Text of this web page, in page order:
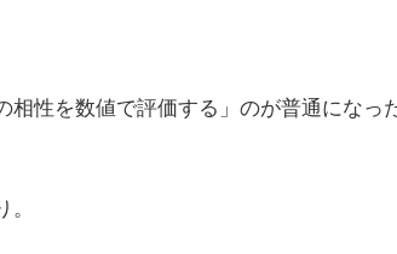
性を数値で評価する」のが普通になっ